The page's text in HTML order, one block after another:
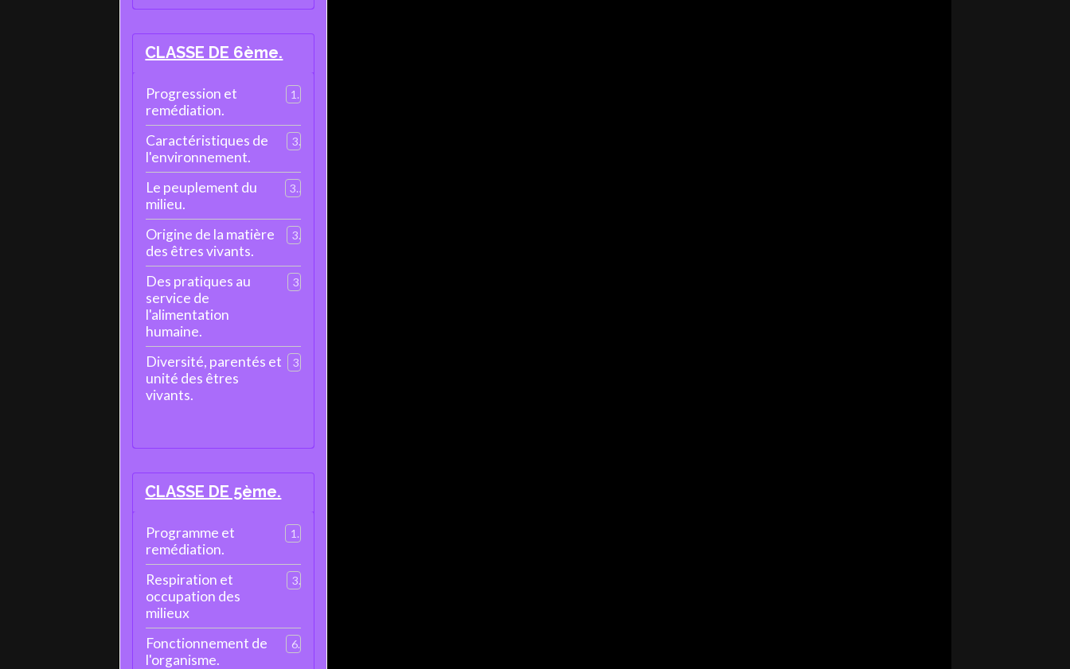
CLASSE DE 6ème.
Progression et
remédiation.
1
Caractéristiques de
l'environnement.
3
Le peuplement du
milieu.
3
Origine de la matière
des êtres vivants.
3
Des pratiques au
service de
l'alimentation
humaine.
Diversité, parentés et
unité des êtres
vivants.
CLASSE DE 5ème.
Programme et
remédiation.
1
Respiration et
occupation des
milieux
3
Fonctionnement de
l'organisme.
6